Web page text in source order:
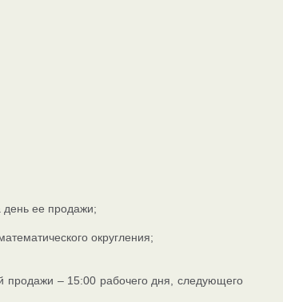
день ее продажи;
округления;
продажи – 15:00 рабочего дня, следующего